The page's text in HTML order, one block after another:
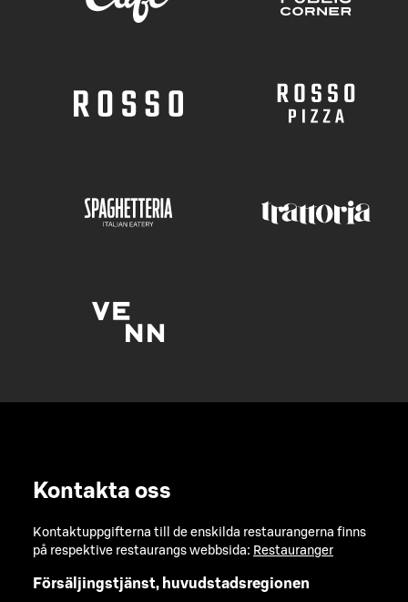
Kontakta oss
Kontaktuppgifterna till de enskilda restaurangerna finns
på respektive restaurangs webbsida: Restauranger
Försäljingstjänst, huvudstadsregionen